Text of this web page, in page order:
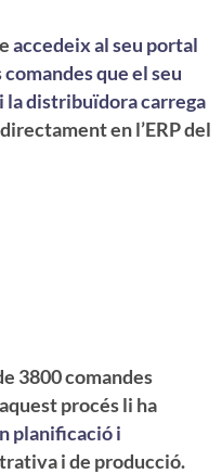
accedeix al seu portal
que el seu
distribuïdora carrega
en l’ERP del
3800 comandes
procés li ha
planificació i
i de producció.